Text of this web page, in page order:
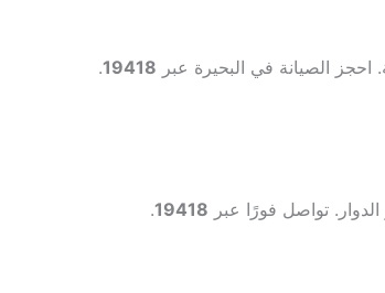
الصيانة في البحيرة عبر 19418
.
تواصل فورًا عبر 19418
.